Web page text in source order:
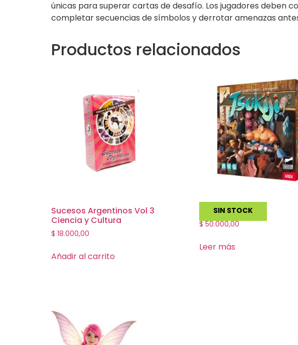
únicas para superar cartas de desafío. Los jugadores deben
completar secuencias de símbolos y derrotar amenazas
Productos relacionados
Sucesos Argentinos Vol 3
Ciencia y Cultura
$ 18.000,00
Añadir al carrito
SIN STOCK
Tsukiji
$50.000,00
Leer más